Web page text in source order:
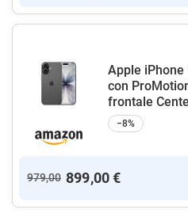
Apple iPhone
con
frontale
−8%
979,00 899,00 €